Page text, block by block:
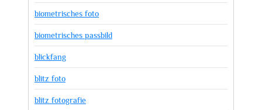
biometrisches foto
biometrisches passbild
blickfang
blitz foto
blitz fotografie